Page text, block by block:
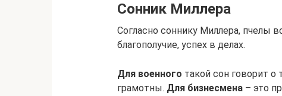
Сонник Миллера
Согласно соннику Миллера, пчелы
благополучие, успех в делах.
Для военного такой сон говорит
грамотны. Для бизнесмена – это